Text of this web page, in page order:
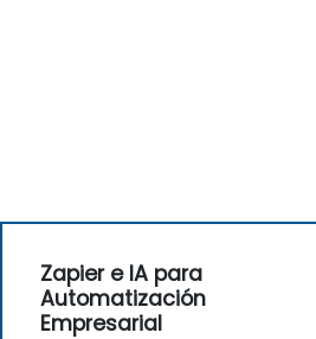
Zapier e IA para
Automatización
Empresarial